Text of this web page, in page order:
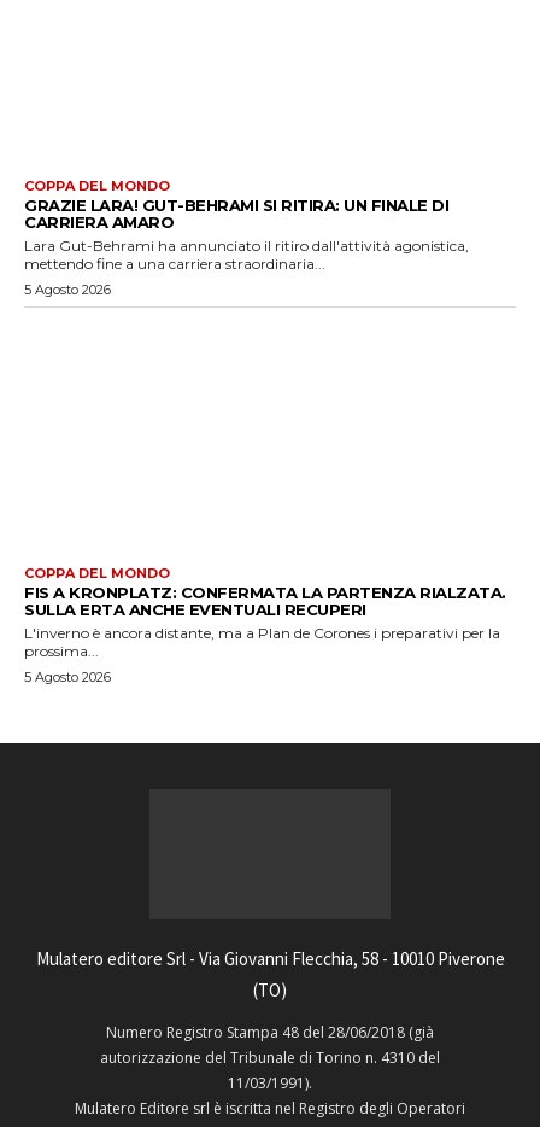
COPPA DEL MONDO
GRAZIE LARA! GUT-BEHRAMI SI RITIRA: UN FINALE DI
CARRIERA AMARO
Lara Gut-Behrami ha annunciato il ritiro dall'attività agonistica,
mettendo fine a una carriera straordinaria...
5 Agosto 2026
COPPA DEL MONDO
FIS A KRONPLATZ: CONFERMATA LA PARTENZA RIALZATA.
SULLA ERTA ANCHE EVENTUALI RECUPERI
L'inverno è ancora distante, ma a Plan de Corones i preparativi per la
prossima...
5 Agosto 2026
Mulatero editore Srl - Via Giovanni Flecchia, 58 - 10010 Piverone
(TO)
Numero Registro Stampa 48 del 28/06/2018 (già
autorizzazione del Tribunale di Torino n. 4310 del
11/03/1991).
Mulatero Editore srl è iscritta nel Registro degli Operatori